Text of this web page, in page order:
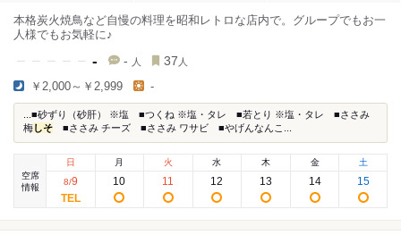
本格炭火焼鳥など自慢の料理を昭和レトロな店内で。グループでもお一
人様でもお気軽に♪
- - 人 37 人
￥2,000～￥2,999 -
...■砂ずり（砂肝） ※塩 ■つくね ※塩・タレ ■若とり ※塩・タレ ■ささみ
梅 しそ ■ささみ チーズ ■ささみ ワサビ ■やげんなんこ...
空席
情報
日
8/9
月
10
火
11
水
12
木
13
金
14
土
15